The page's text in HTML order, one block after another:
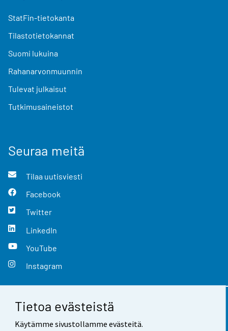
Tietoa evästeistä
Käytämme sivustollamme evästeitä.
StatFin-tietokanta
Tilastotietokannat
Suomi lukuina
Rahanarvonmuunnin
Tulevat julkaisut
Tutkimusaineistot
Seuraa meitä
Tilaa uutisviesti
Facebook
Twitter
LinkedIn
YouTube
Instagram
Yhteystiedot